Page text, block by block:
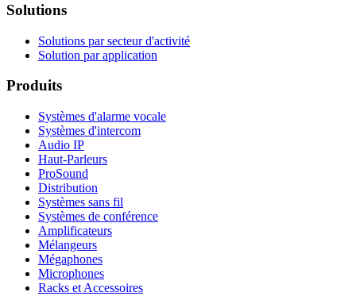
Solutions
Solutions par secteur d'activité
Solution par application
Produits
Systèmes d'alarme vocale
Systèmes d'intercom
Audio IP
Haut-Parleurs
ProSound
Distribution
Systèmes sans fil
Systèmes de conférence
Amplificateurs
Mélangeurs
Mégaphones
Microphones
Racks et Accessoires